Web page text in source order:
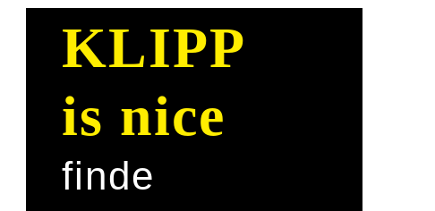
KLIPP
is nice
finde